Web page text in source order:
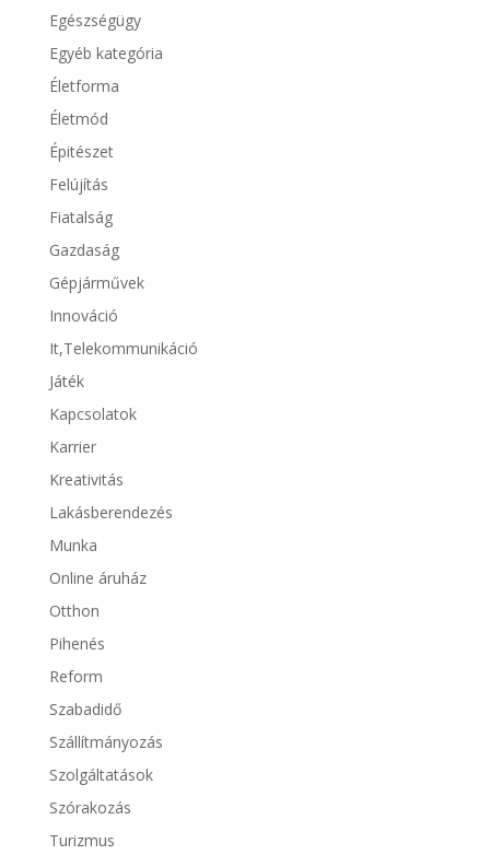
Egészségügy
Egyéb kategória
Életforma
Életmód
Épitészet
Felújítás
Fiatalság
Gazdaság
Gépjárművek
Innováció
It,Telekommunikáció
Játék
Kapcsolatok
Karrier
Kreativitás
Lakásberendezés
Munka
Online áruház
Otthon
Pihenés
Reform
Szabadidő
Szállítmányozás
Szolgáltatások
Szórakozás
Turizmus